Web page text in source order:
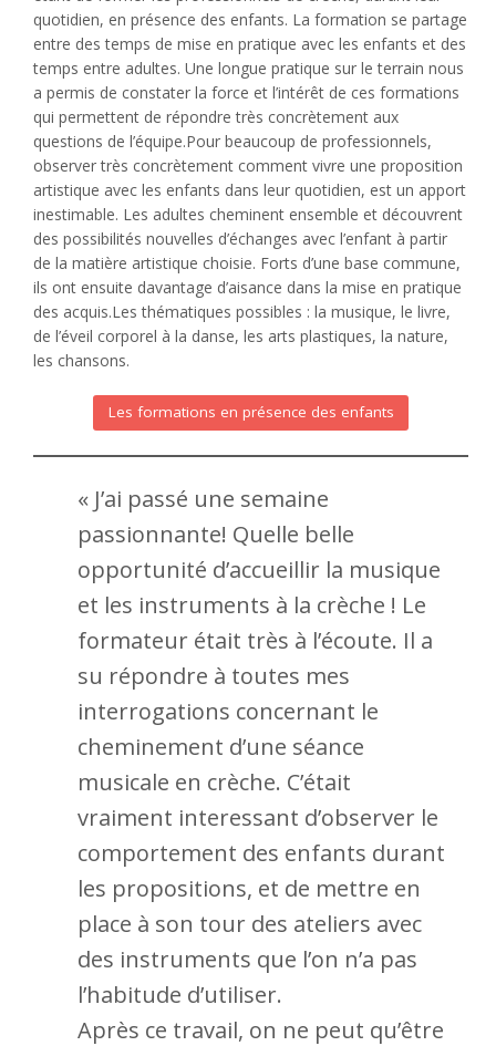
quotidien, en présence des enfants. La formation se partage
entre des temps de mise en pratique avec les enfants et des
temps entre adultes. Une longue pratique sur le terrain nous
a permis de constater la force et l’intérêt de ces formations
qui permettent de répondre très concrètement aux
questions de l’équipe.Pour beaucoup de professionnels,
observer très concrètement comment vivre une proposition
artistique avec les enfants dans leur quotidien, est un apport
inestimable. Les adultes cheminent ensemble et découvrent
des possibilités nouvelles d’échanges avec l’enfant à partir
de la matière artistique choisie. Forts d’une base commune,
ils ont ensuite davantage d’aisance dans la mise en pratique
des acquis.Les thématiques possibles : la musique, le livre,
de l’éveil corporel à la danse, les arts plastiques, la nature,
les chansons.
Les formations en présence des enfants
« J’ai passé une semaine
passionnante! Quelle belle
opportunité d’accueillir la musique
et les instruments à la crèche ! Le
formateur était très à l’écoute. Il a
su répondre à toutes mes
interrogations concernant le
cheminement d’une séance
musicale en crèche. C’était
vraiment interessant d’observer le
comportement des enfants durant
les propositions, et de mettre en
place à son tour des ateliers avec
des instruments que l’on n’a pas
l’habitude d’utiliser.
Après ce travail, on ne peut qu’être